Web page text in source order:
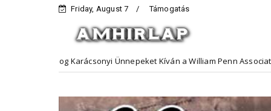
Friday, August 7 Támogatás
Karácsonyi Ünnepeket Kíván a William Penn Association Hirdető